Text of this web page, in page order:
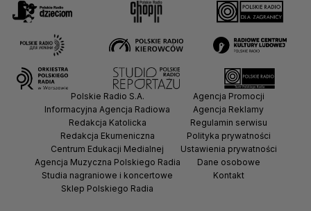
Polskie Radio S.A.
Informacyjna Agencja Radiowa
Redakcja Katolicka
Redakcja Ekumeniczna
Centrum Edukacji Medialnej
Agencja Muzyczna Polskiego Radia
Studia nagraniowe i koncertowe
Sklep Polskiego Radia
Agencja Promocji
Agencja Reklamy
Regulamin serwisu
Polityka prywatności
Ustawienia prywatności
Dane osobowe
Kontakt